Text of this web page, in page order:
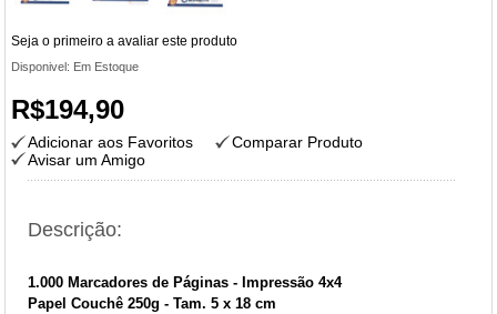
Seja o primeiro a avaliar este produto
Disponivel: Em Estoque
R$194,90
Adicionar aos Favoritos
Comparar Produto
Avisar um Amigo
Descrição:
1.000 Marcadores de Páginas - Impressão 4x4
Papel Couchê 250g - Tam. 5 x 18 cm